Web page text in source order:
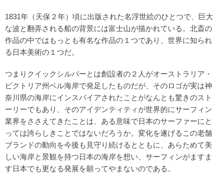
1831年（天保２年）頃に出版された名浮世絵のひとつで、巨大
な波と翻弄される船の背景には富士山が描かれている。北斎の
作品の中ではもっとも有名な作品の１つであり、世界に知られ
る日本美術の１つだ。
つまりクイックシルバーとは創設者の２人がオーストラリア・
ビクトリア州ベル海岸で発足したものだが、そのロゴが実は神
奈川県の海岸にインスパイアされたことがなんとも驚きのスト
ーリーでもあり、そのアイデンティティが世界的にサーフィン
業界をささえてきたことは、ある意味で日本のサーファーにと
っては誇らしきことではないだろうか。変化を遂げるこの老舗
ブランドの動向を今後も見守り続けるとともに、あらためて美
しい海岸と景観を持つ日本の海岸を想い、サーフィンがますま
す日本でも更なる発展を願ってやまないのである。